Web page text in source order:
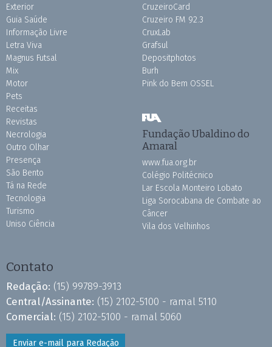
Exterior
Guia Saúde
Informação Livre
Letra Viva
Magnus Futsal
Mix
Motor
Pets
Receitas
Revistas
Necrologia
Outro Olhar
Presença
São Bento
Tá na Rede
Tecnologia
Turismo
Uniso Ciência
CruzeiroCard
Cruzeiro FM 92.3
CruxLab
Grafsul
Depositphotos
Burh
Pink do Bem OSSEL
Fundação Ubaldino do
Amaral
www.fua.org.br
Colégio Politécnico
Lar Escola Monteiro Lobato
Liga Sorocabana de Combate ao
Câncer
Vila dos Velhinhos
Contato
Redação: (15) 99789-3913
Central/Assinante: (15) 2102-5100 - ramal 5110
Comercial: (15) 2102-5100 - ramal 5060
Enviar e-mail para Redação